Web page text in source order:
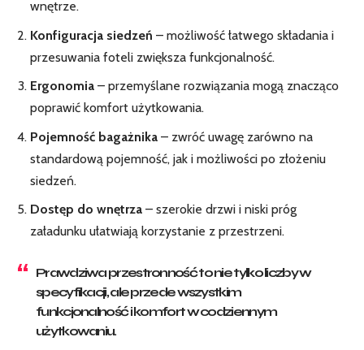
wnętrze.
Konfiguracja siedzeń – możliwość łatwego składania i
przesuwania foteli zwiększa funkcjonalność.
Ergonomia – przemyślane rozwiązania mogą znacząco
poprawić komfort użytkowania.
Pojemność bagażnika – zwróć uwagę zarówno na
standardową pojemność, jak i możliwości po złożeniu
siedzeń.
Dostęp do wnętrza – szerokie drzwi i niski próg
załadunku ułatwiają korzystanie z przestrzeni.
Prawdziwa przestronność to nie tylko liczby w
specyfikacji, ale przede wszystkim
funkcjonalność i komfort w codziennym
użytkowaniu.